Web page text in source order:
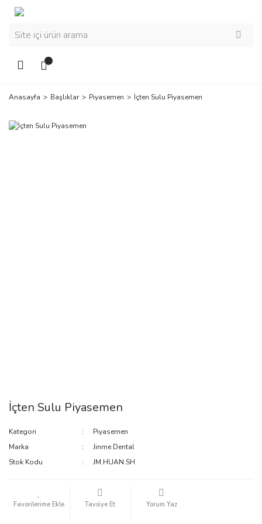
Anasayfa Başlıklar Piyasemen İçten Sulu Piyasemen
İçten Sulu Piyasemen
Kategori
Piyasemen
Marka
Jinme Dental
Stok Kodu
JM.HUAN.SH
Tavsiye Et Yorum Yaz